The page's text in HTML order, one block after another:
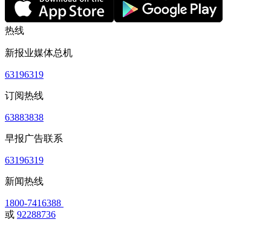
热线
新报业媒体总机
63196319
订阅热线
63883838
早报广告联系
63196319
新闻热线
1800-7416388
或 92288736